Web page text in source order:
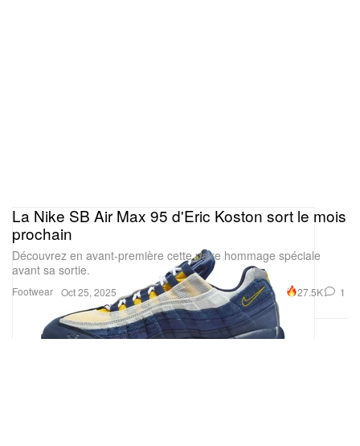
Footwear
La Nike SB Air Max 95 d'Eric Koston sort le mois
prochain
Découvrez en avant-première cette paire hommage spéciale
avant sa sortie.
Oct 25, 2025 27.5K 1